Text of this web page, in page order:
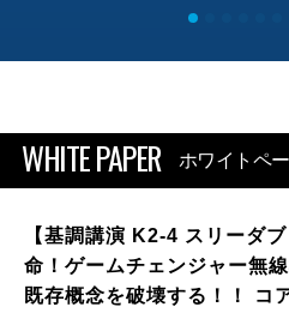
WHITE PAPER ホワイトペ
【基調講演 K2-4 スリーダ
命！ゲームチェンジャー無
既存概念を破壊する！！ コ